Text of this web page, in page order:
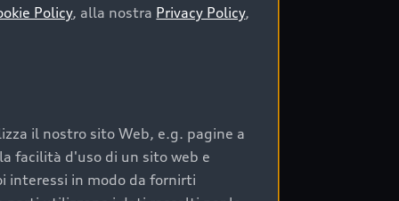
nel tempo;
Policy, alla nostra Privacy Policy,
il nostro sito Web, e.g. pagine a
facilità d'uso di un sito web e
interessi in modo da fornirti